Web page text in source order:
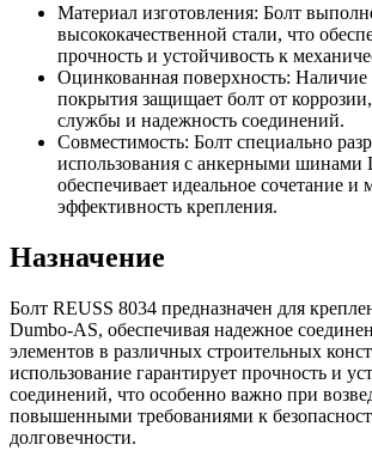
Материал изготовления: Болт
высококачественной стали, что
прочность и устойчивость к
Оцинкованная поверхность:
покрытия защищает болт от
службы и надежность соединений.
Совместимость: Болт специально
использования с анкерными шинами
обеспечивает идеальное сочетание
эффективность крепления.
Назначение
Болт REUSS 8034 предназначен для
Dumbo-AS, обеспечивая надежное
элементов в различных строительных
использование гарантирует прочность и
соединений, что особенно важно при
повышенными требованиями к
долговечности.